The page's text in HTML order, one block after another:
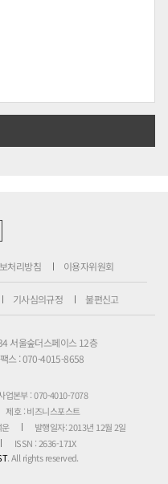
처리방침 이용자위원회
기사심의규정 불편신고
서울숲더스페이스 12층
팩스 : 070-4015-8658
업본부 : 070-4010-7078
제호 : 비즈니스포스트
운
발행일자: 2013년 12월 2일
ISSN : 2636-171X
. All rights reserved.